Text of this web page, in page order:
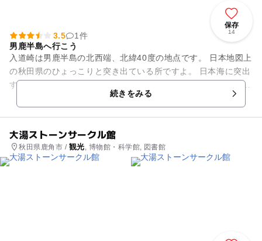
保存
14
3.5
1件
男鹿半島へ行こう
入道崎は男鹿半島の北西端、北緯40度の地点です。 日本地図上
の秋田県のひょっこりと突き出ている所ですよ。 日本海に突出
する岬で、男鹿国定公園の一角です。 海までは広ーい芝生を歩
続きをみる
大湯ストーンサークル館
秋田県鹿角市 / 観光 , 博物館・科学館, 図書館